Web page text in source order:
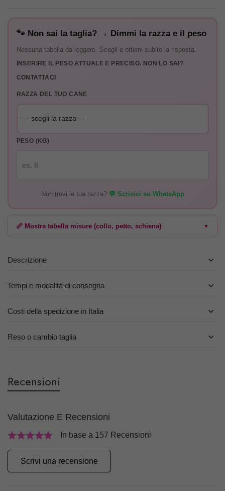
🐾 Non sai la taglia? → Dimmi la razza e il peso
Nessuna tabella da leggere. Scegli e ottieni subito la risposta.
INSERIRE IL PESO ATTUALE E PRECISO. NON LO SAI?
CONTATTACI
RAZZA DEL TUO CANE
PESO (KG)
Non trovi la tua razza? 💬 Scrivici su WhatsApp
📏 Mostra tabella misure (collo, petto, schiena) ▼
Descrizione
Tempi e modalità di consegna
Costi della spedizione in Italia
Reso o cambio taglia
Recensioni
Valutazione E Recensioni
In base a 157 Recensioni
Scrivi una recensione